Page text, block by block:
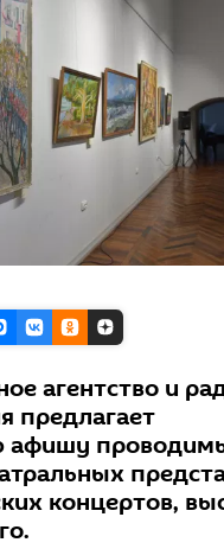
агентство и
предлагает
афишу
концертов,